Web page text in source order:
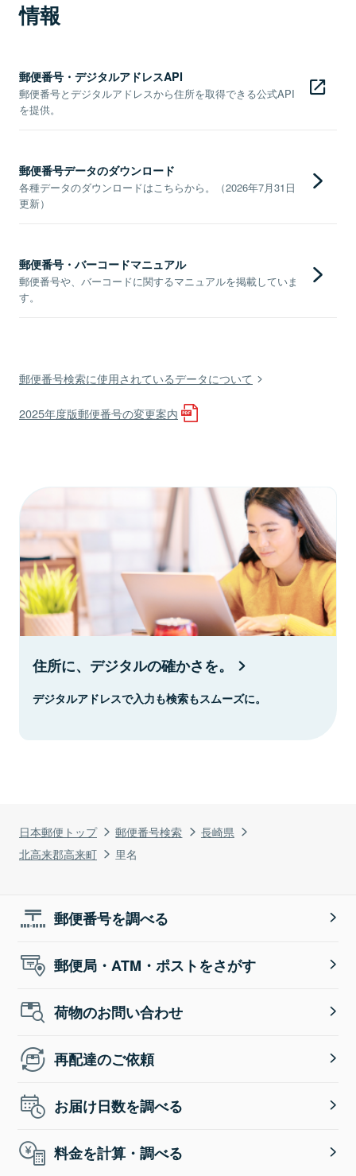
日本郵便トップ 郵便番号検索
長崎県
北高来郡高来町
里名
情報
郵便番号・デジタルアドレスAPI
郵便番号とデジタルアドレスから住所を取得できる公式API
を提供。
郵便番号データのダウンロード
各種データのダウンロードはこちらから。（2026年7月31日
更新）
郵便番号・バーコードマニュアル
郵便番号や、バーコードに関するマニュアルを掲載していま
す。
郵便番号検索に使用されているデータについて
2025年度版郵便番号の変更案内
住所に、デジタルの確かさを。
デジタルアドレスで入力も検索もスムーズに。
郵便番号を調べる
郵便局・ATM・ポストをさがす
荷物のお問い合わせ
再配達のご依頼
お届け日数を調べる
料金を計算・調べる